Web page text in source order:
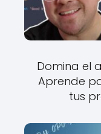
Domina el
Aprende
tus